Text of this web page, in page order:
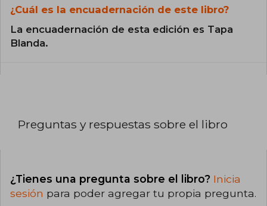
¿Cuál es la encuadernación de este libro?
La encuadernación de esta edición es Tapa
Blanda.
Preguntas y respuestas sobre el libro
¿Tienes una pregunta sobre el libro? Inicia
sesión para poder agregar tu propia pregunta.